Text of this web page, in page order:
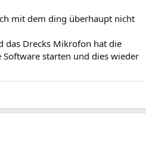
mit dem ding überhaupt nicht
das Drecks Mikrofon hat die
starten und dies wieder